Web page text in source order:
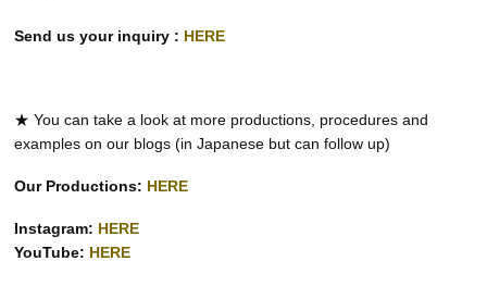
Send us your inquiry : HERE
★ You can take a look at more productions, procedures and
examples on our blogs (in Japanese but can follow up)
Our Productions: HERE
Instagram: HERE
YouTube: HERE